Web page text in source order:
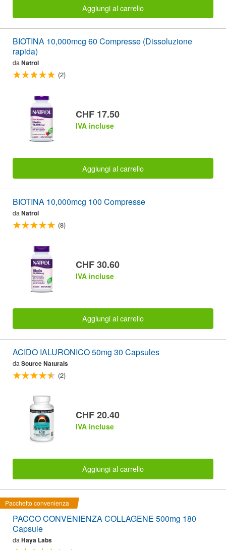
Aggiungi al carrello
BIOTINA 10,000mcg 60 Compresse (Dissoluzione
rapida)
da Natrol
(2)
CHF 17.50
IVA incluse
Aggiungi al carrello
BIOTINA 10,000mcg 100 Compresse
da Natrol
(8)
CHF 30.60
IVA incluse
Aggiungi al carrello
ACIDO IALURONICO 50mg 30 Capsules
da Source Naturals
(2)
CHF 20.40
IVA incluse
Aggiungi al carrello
Pacchetto convenienza
PACCO CONVENIENZA COLLAGENE 500mg 180
Capsule
da Haya Labs